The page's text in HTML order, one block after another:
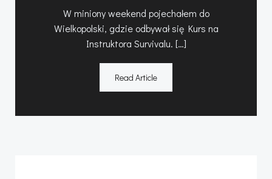
W miniony weekend pojechałem do
Wielkopolski, gdzie odbywał się Kurs na
Instruktora Survivalu. […]
Read Article